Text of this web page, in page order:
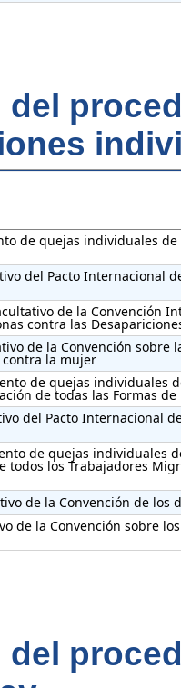
de quejas individuales
del Pacto Internacional
de la Convención
contra las
de la Convención
la mujer
de quejas individuales
de todas las Formas
del Pacto Internacional
de quejas individuales
todos los Trabajadores
de la Convención de los
de la Convención sobre
del